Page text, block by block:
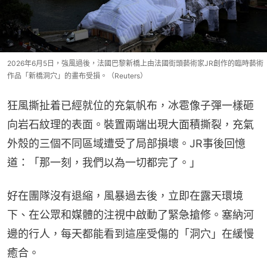
2026年6月5日，強風過後，法國巴黎新橋上由法國街頭藝術家JR創作的臨時藝術
作品「新橋洞穴」的畫布受損。（Reuters）
狂風撕扯着已經就位的充氣帆布，冰雹像子彈一樣砸
向岩石紋理的表面。裝置兩端出現大面積撕裂，充氣
外殼的三個不同區域遭受了局部損壞。JR事後回憶
道：「那一刻，我們以為一切都完了。」
好在團隊沒有退縮，風暴過去後，立即在露天環境
下、在公眾和媒體的注視中啟動了緊急搶修。塞納河
邊的行人，每天都能看到這座受傷的「洞穴」在緩慢
癒合。